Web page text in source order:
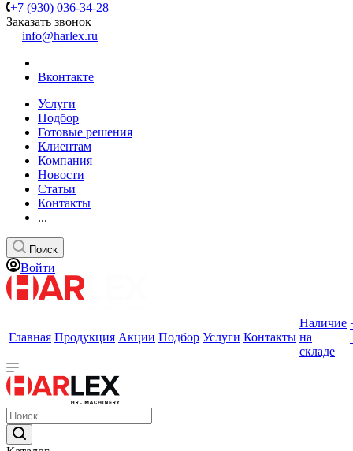
+7 (930) 036-34-28
Заказать звонок
info@harlex.ru
Вконтакте
Услуги
Подбор
Готовые решения
Клиентам
Компания
Новости
Статьи
Контакты
...
Поиск
Войти
Главная Продукция Акции Подбор Услуги Контакты
Наличие
на
складе